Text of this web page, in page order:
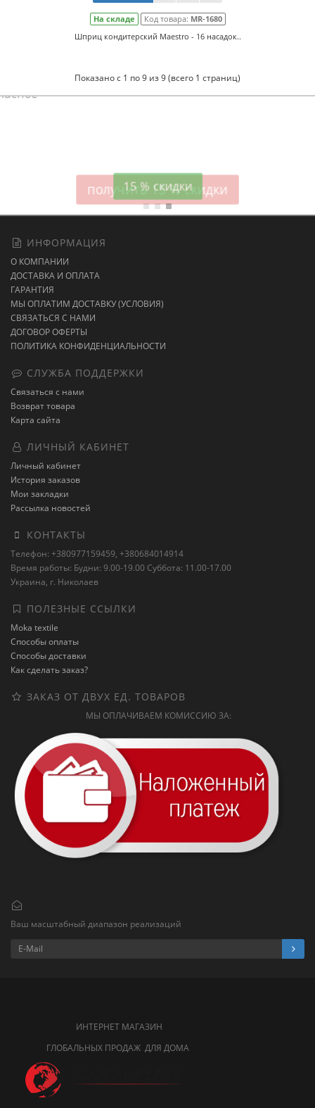
На складе Код товара: MR-1680
Шприц кондитерский Maestro - 16 насадок..
Показано с 1 по 9 из 9 (всего 1 страниц)
15 % скидки
ИНФОРМАЦИЯ
О КОМПАНИИ
ДОСТАВКА И ОПЛАТА
ГАРАНТИЯ
МЫ ОПЛАТИМ ДОСТАВКУ (УСЛОВИЯ)
СВЯЗАТЬСЯ С НАМИ
ДОГОВОР ОФЕРТЫ
ПОЛИТИКА КОНФИДЕНЦИАЛЬНОСТИ
СЛУЖБА ПОДДЕРЖКИ
Связаться с нами
Возврат товара
Карта сайта
ЛИЧНЫЙ КАБИНЕТ
Личный кабинет
История заказов
Мои закладки
Рассылка новостей
КОНТАКТЫ
Телефон: +380977159459, +380684014914
Время работы: Будни: 9.00-19.00 Суббота: 11.00-17.00
Украина, г. Николаев
ПОЛЕЗНЫЕ ССЫЛКИ
Moka textile
Способы оплаты
Способы доставки
Как сделать заказ?
ЗАКАЗ ОТ ДВУХ ЕД. ТОВАРОВ
МЫ ОПЛАЧИВАЕМ КОМИССИЮ ЗА:
Ваш масштабный диапазон реализаций
ИНТЕРНЕТ МАГАЗИН
ГЛОБАЛЬНЫХ ПРОДАЖ ДЛЯ ДОМА